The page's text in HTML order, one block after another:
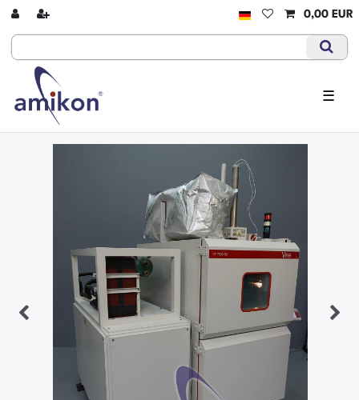
0,00 EUR
☰